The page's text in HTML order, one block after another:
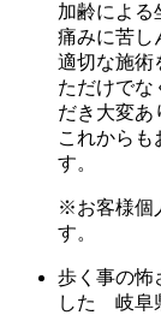
加齢による
痛みに苦し
適切な施術
ただけでな
だき大変あ
これからも
す。
※お客様個
す。
歩く事の怖
した 岐阜